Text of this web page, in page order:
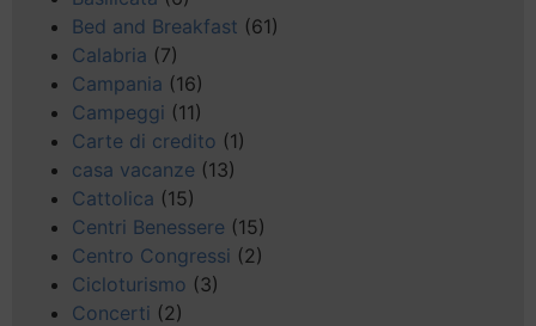
Bed and Breakfast (61)
Calabria (7)
Campania (16)
Campeggi (11)
Carte di credito (1)
casa vacanze (13)
Cattolica (15)
Centri Benessere (15)
Centro Congressi (2)
Cicloturismo (3)
Concerti (2)